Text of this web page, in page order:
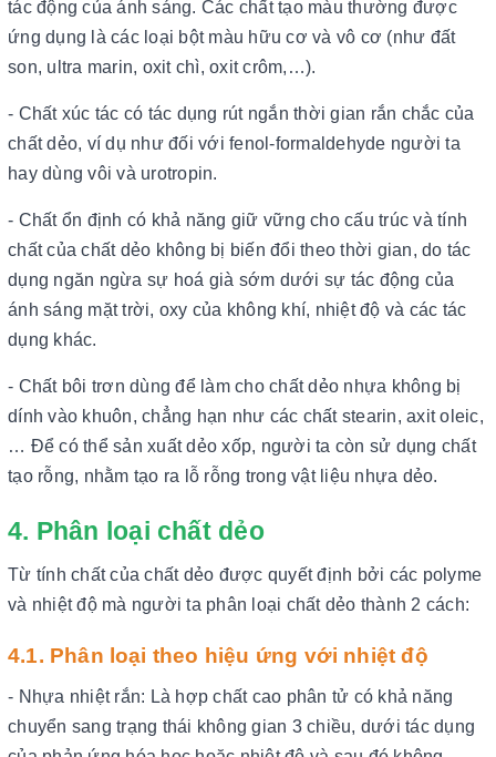
tác động của ánh sáng. Các chất tạo màu thường được
ứng dụng là các loại bột màu hữu cơ và vô cơ (như đất
son, ultra marin, oxit chì, oxit crôm,…).
- Chất xúc tác có tác dụng rút ngắn thời gian rắn chắc của
chất dẻo, ví dụ như đối với fenol-formaldehyde người ta
hay dùng vôi và urotropin.
- Chất ổn định có khả năng giữ vững cho cấu trúc và tính
chất của chất dẻo không bị biến đổi theo thời gian, do tác
dụng ngăn ngừa sự hoá già sớm dưới sự tác động của
ánh sáng mặt trời, oxy của không khí, nhiệt độ và các tác
dụng khác.
- Chất bôi trơn dùng để làm cho chất dẻo nhựa không bị
dính vào khuôn, chẳng hạn như các chất stearin, axit oleic,
… Để có thể sản xuất dẻo xốp, người ta còn sử dụng chất
tạo rỗng, nhằm tạo ra lỗ rỗng trong vật liệu nhựa dẻo.
4. Phân loại chất dẻo
Từ tính chất của chất dẻo được quyết định bởi các polyme
và nhiệt độ mà người ta phân loại chất dẻo thành 2 cách:
4.1. Phân loại theo hiệu ứng với nhiệt độ
- Nhựa nhiệt rắn: Là hợp chất cao phân tử có khả năng
chuyển sang trạng thái không gian 3 chiều, dưới tác dụng